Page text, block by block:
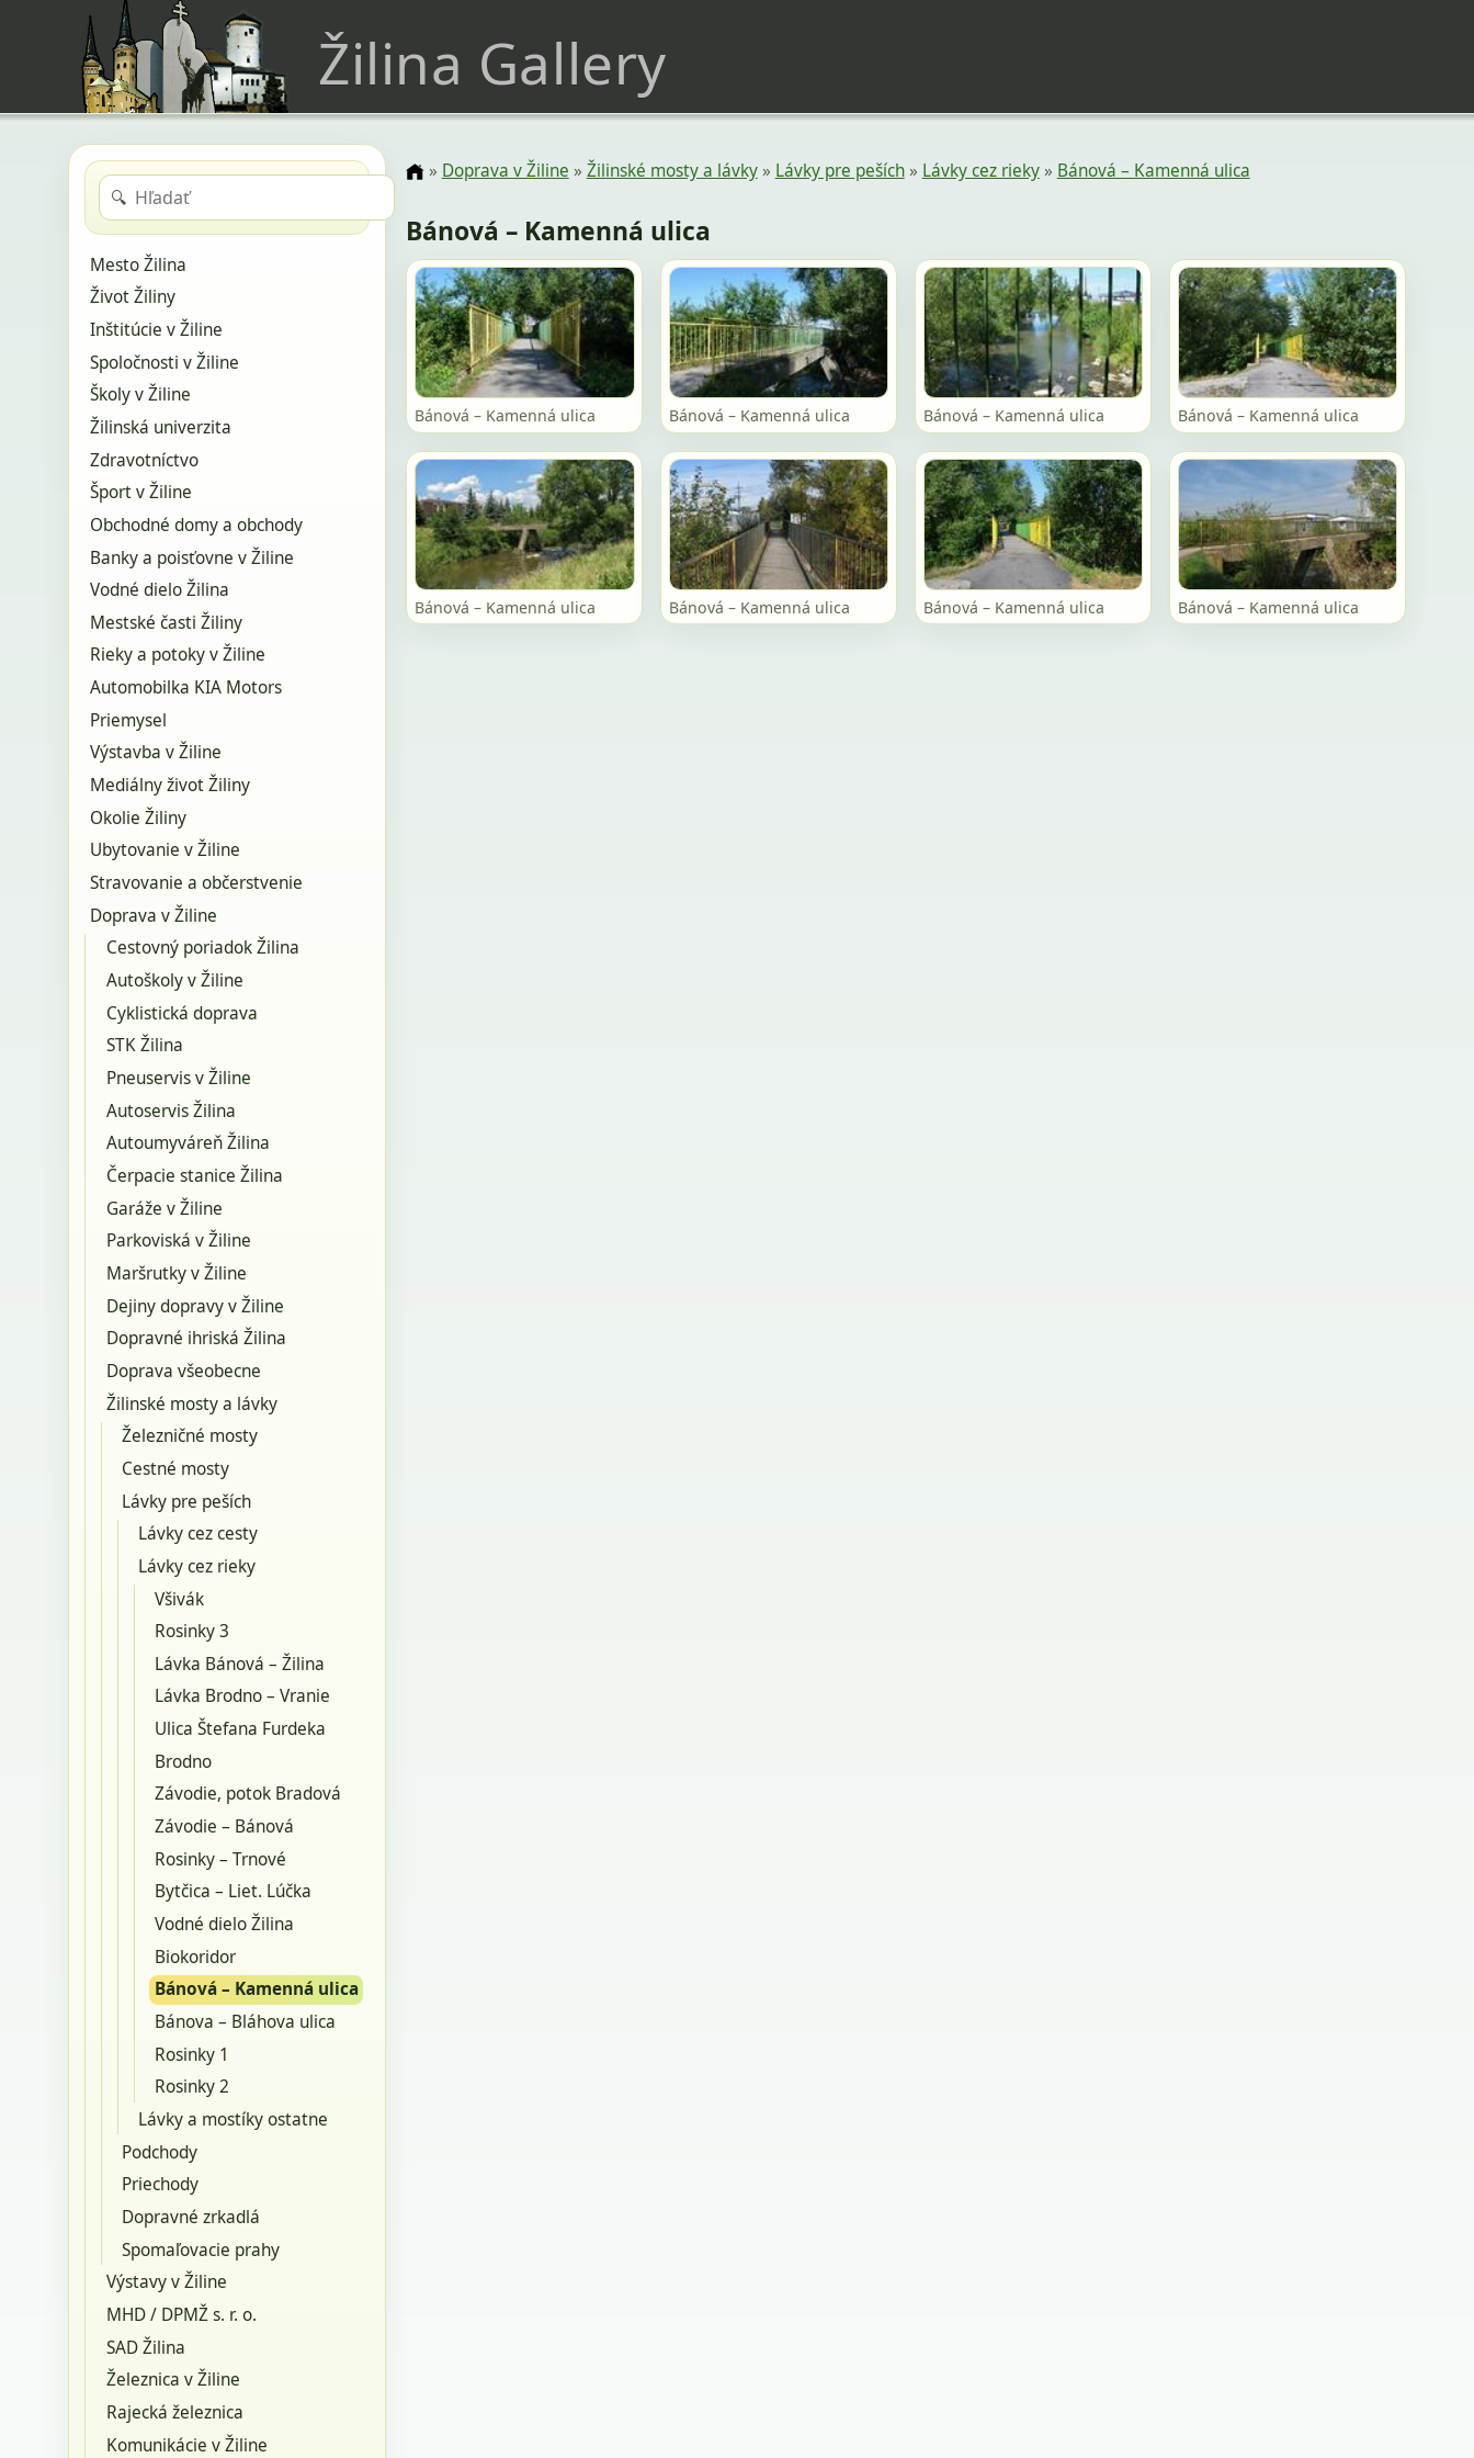
Žilina Gallery
🔍
Mesto Žilina
Život Žiliny
Inštitúcie v Žiline
Spoločnosti v Žiline
Školy v Žiline
Žilinská univerzita
Zdravotníctvo
Šport v Žiline
Obchodné domy a obchody
Banky a poisťovne v Žiline
Vodné dielo Žilina
Mestské časti Žiliny
Rieky a potoky v Žiline
Automobilka KIA Motors
Priemysel
Výstavba v Žiline
Mediálny život Žiliny
Okolie Žiliny
Ubytovanie v Žiline
Stravovanie a občerstvenie
Doprava v Žiline
Cestovný poriadok Žilina
Autoškoly v Žiline
Cyklistická doprava
STK Žilina
Pneuservis v Žiline
Autoservis Žilina
Autoumyváreň Žilina
Čerpacie stanice Žilina
Garáže v Žiline
Parkoviská v Žiline
Maršrutky v Žiline
Dejiny dopravy v Žiline
Dopravné ihriská Žilina
Doprava všeobecne
Žilinské mosty a lávky
Železničné mosty
Cestné mosty
Lávky pre peších
Lávky cez cesty
Lávky cez rieky
Všivák
Rosinky 3
Lávka Bánová – Žilina
Lávka Brodno – Vranie
Ulica Štefana Furdeka
Brodno
Závodie, potok Bradová
Závodie – Bánová
Rosinky – Trnové
Bytčica – Liet. Lúčka
Vodné dielo Žilina
Biokoridor
Bánová – Kamenná ulica
Bánova – Bláhova ulica
Rosinky 1
Rosinky 2
Lávky a mostíky ostatne
Podchody
Priechody
Dopravné zrkadlá
Spomaľovacie prahy
Výstavy v Žiline
MHD / DPMŽ s. r. o.
SAD Žilina
Železnica v Žiline
Rajecká železnica
Komunikácie v Žiline
» Doprava v Žiline » Žilinské mosty a lávky» Lávky pre peších» Lávky cez rieky» Bánová – Kamenná ulica
Bánová – Kamenná ulica
Bánová – Kamenná ulica Bánová – Kamenná ulica Bánová – Kamenná ulica Bánová – Kamenná ulica
Bánová – Kamenná ulica Bánová – Kamenná ulica Bánová – Kamenná ulica Bánová – Kamenná ulica